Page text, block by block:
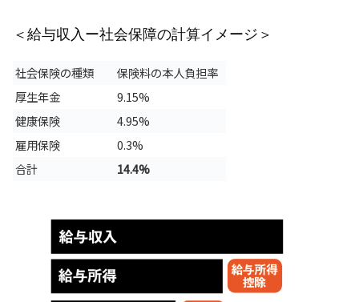
＜給与収入ー社会保障の計算イメージ＞
社会保険の種類
保険料の本人負担率
厚生年金
9.15%
健康保険
4.95%
雇用保険
0.3%
合計
14.4%